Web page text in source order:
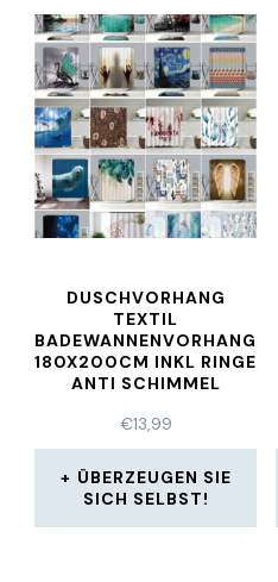
DUSCHVORHANG
TEXTIL
BADEWANNENVORHANG
180X200CM INKL RINGE
ANTI SCHIMMEL
€13,99
ÜBERZEUGEN SIE
SICH SELBST!